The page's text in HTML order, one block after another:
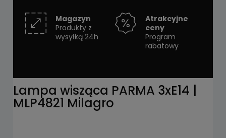
Magazyn
Produkty z
wysyłką 24h
Atrakcyjne
ceny
Program
rabatowy
Lampa wisząca PARMA 3xE14 |
MLP4821 Milagro